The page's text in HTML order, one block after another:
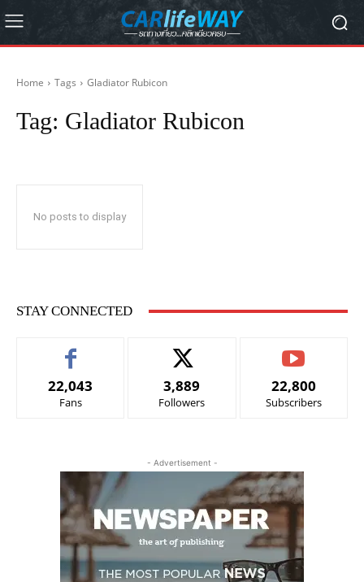
Home Tags Gladiator Rubicon
Tag: Gladiator Rubicon
No posts to display
STAY CONNECTED
22,043
Fans
3,889
Followers
22,800
Subscribers
- Advertisement -